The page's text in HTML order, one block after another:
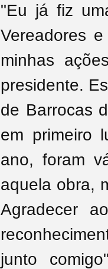
"Eu já fiz
Vereadores
minhas
presidente.
de Barrocas
em primeiro
ano, foram
aquela obra,
Agradecer
junto